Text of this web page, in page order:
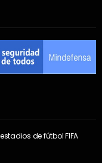
de fútbol FIFA